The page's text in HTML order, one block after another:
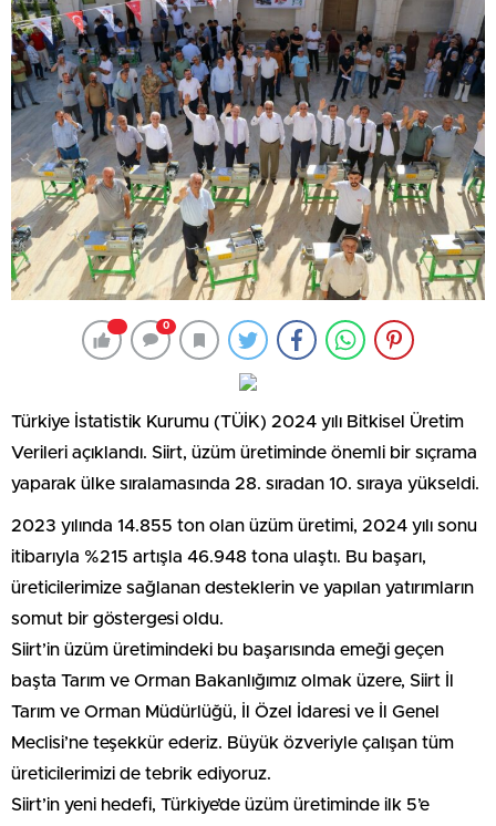
0
Türkiye İstatistik Kurumu (TÜİK) 2024 yılı Bitkisel Üretim
Verileri açıklandı. Siirt, üzüm üretiminde önemli bir sıçrama
yaparak ülke sıralamasında 28. sıradan 10. sıraya yükseldi.
2023 yılında 14.855 ton olan üzüm üretimi, 2024 yılı sonu
itibarıyla %215 artışla 46.948 tona ulaştı. Bu başarı,
üreticilerimize sağlanan desteklerin ve yapılan yatırımların
somut bir göstergesi oldu.
Siirt’in üzüm üretimindeki bu başarısında emeği geçen
başta Tarım ve Orman Bakanlığımız olmak üzere, Siirt İl
Tarım ve Orman Müdürlüğü, İl Özel İdaresi ve İl Genel
Meclisi’ne teşekkür ederiz. Büyük özveriyle çalışan tüm
üreticilerimizi de tebrik ediyoruz.
Siirt’in yeni hedefi, Türkiye’de üzüm üretiminde ilk 5’e